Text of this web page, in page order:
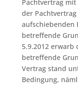
Pachtvertrag
der
aufschiebenden
betreffende
5.9.2012 erwarb
betreffende
Vertrag stand
Bedingung,